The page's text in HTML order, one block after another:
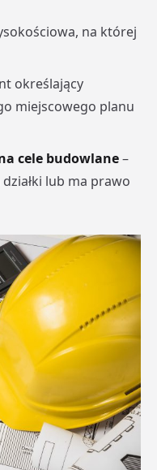
na której
określający
miejscowego planu
cele budowlane–
lub ma prawo